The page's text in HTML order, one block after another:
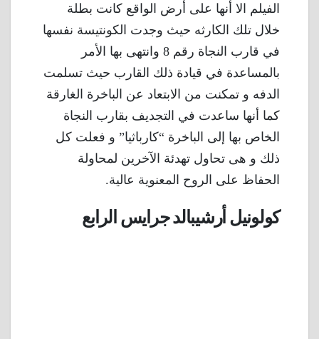
الفيلم الا أنها على أرض الواقع كانت بطلة
خلال تلك الكارثه حيث وجدت الكونتيسة نفسها
في قارب النجاة رقم 8 وانتهى بها الأمر
بالمساعدة في قيادة ذلك القارب حيث تسلمت
الدفه و تمكنت من الابتعاد عن الباخرة الغارقة
كما أنها ساعدت في التجديف بقارب النجاة
الخاص بها إلى الباخرة “كارباثيا” و فعلت كل
ذلك و هى تحاول تهدئة الآخرين لمحاولة
الحفاظ على الروح المعنوية عالية.
كولونيل أرشيبالد جرايس الرابع